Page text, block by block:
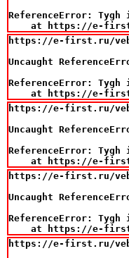
ReferenceError:
at https://e-
https://e-first.ru/veb-
Uncaught
ReferenceError:
at https://e-
https://e-first.ru/veb-
Uncaught
ReferenceError:
at https://e-
https://e-first.ru/veb-
Uncaught
ReferenceError:
at https://e-
https://e-first.ru/veb-